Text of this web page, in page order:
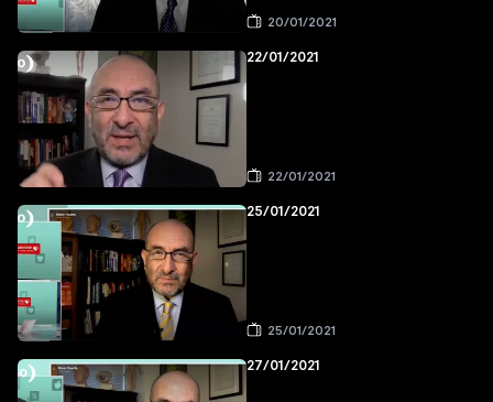
20/01/2021
22/01/2021
22/01/2021
25/01/2021
25/01/2021
27/01/2021